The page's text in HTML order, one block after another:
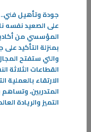
خريجو القسم يتمتعون
أفاد رئيس قسم الأعمال
العجمي بأن الهدف الأساسي
جودة وتأهيل فني..
على الصعيد نفسه
المؤسسي من
بمنزلة التأكيد
والتي ستفتح
القطاعات
الارتقاء بالعملية
المتدربين،
التميز والريادة